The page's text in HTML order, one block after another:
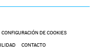
CONFIGURACIÓN DE COOKIES
CONTACTO